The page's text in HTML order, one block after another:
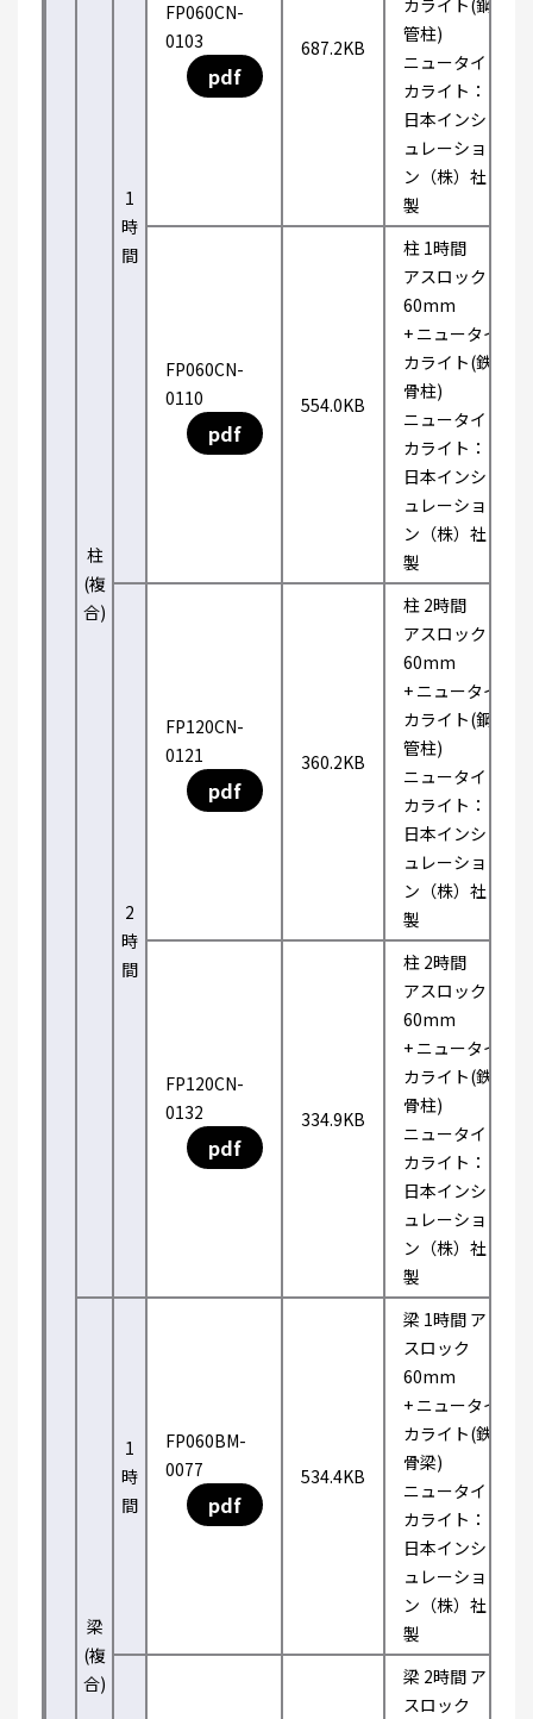
柱
(複
合)
1
時
間
FP060CN-
0103
pdf
687.2KB
カライト(鋼
管柱)
ニュータイ
カライト：
日本インシ
ュレーショ
ン（株）社
製
FP060CN-
0110
pdf
554.0KB
柱 1時間
アスロック
60mm
+ ニュータイ
カライト(鉄
骨柱)
ニュータイ
カライト：
日本インシ
ュレーショ
ン（株）社
製
2
時
間
FP120CN-
0121
pdf
360.2KB
柱 2時間
アスロック
60mm
+ ニュータイ
カライト(鋼
管柱)
ニュータイ
カライト：
日本インシ
ュレーショ
ン（株）社
製
FP120CN-
0132
pdf
334.9KB
柱 2時間
アスロック
60mm
+ ニュータイ
カライト(鉄
骨柱)
ニュータイ
カライト：
日本インシ
ュレーショ
ン（株）社
製
梁
(複
合)
1
時
間
FP060BM-
0077
pdf
534.4KB
梁 1時間 ア
スロック
60mm
+ ニュータイ
カライト(鉄
骨梁)
ニュータイ
カライト：
日本インシ
ュレーショ
ン（株）社
製
梁 2時間 ア
スロック